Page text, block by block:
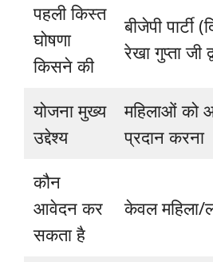
पहली किस्त
घोषणा
किसने की
बीजेपी पार्टी
रेखा गुप्ता जी
योजना मुख्य
उद्देश्य
महिलाओं को
प्रदान करना
कौन
आवेदन कर
सकता है
केवल महिला/